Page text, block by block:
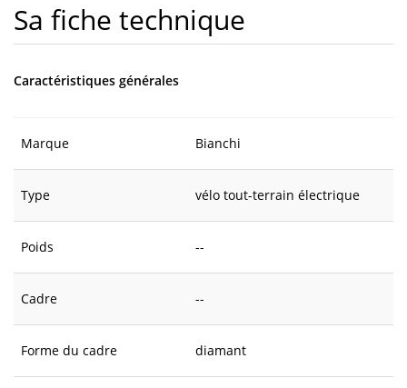
Sa fiche technique
Caractéristiques générales
Marque Bianchi
Type vélo tout-terrain électrique
Poids --
Cadre --
Forme du cadre diamant